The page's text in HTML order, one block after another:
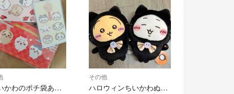
⭐️ちいかわのポチ袋あまり
その他
ハロウィンちいかわぬいぐるみ